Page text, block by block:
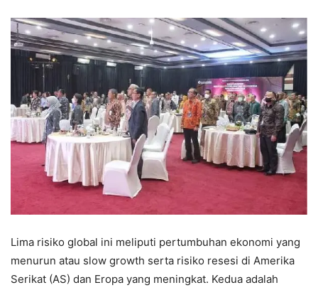
Lima risiko global ini meliputi pertumbuhan ekonomi yang
menurun atau slow growth serta risiko resesi di Amerika
Serikat (AS) dan Eropa yang meningkat. Kedua adalah